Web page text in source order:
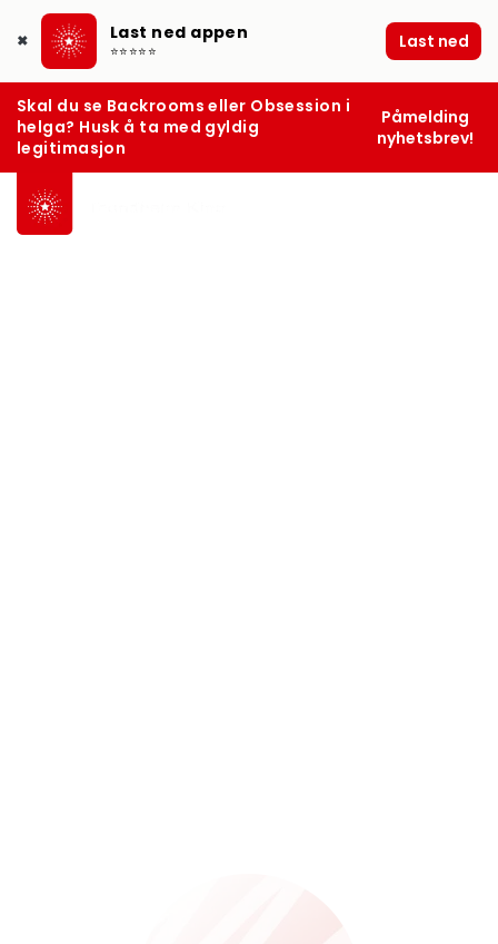
✖ Last ned appen
⭐⭐⭐⭐⭐ Last ned
Skal du se Backrooms eller Obsession i
helga? Husk å ta med gyldig
legitimasjon
Påmelding
nyhetsbrev!